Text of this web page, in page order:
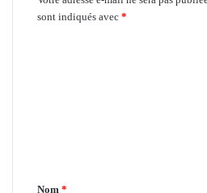
sont indiqués avec *
Nom *